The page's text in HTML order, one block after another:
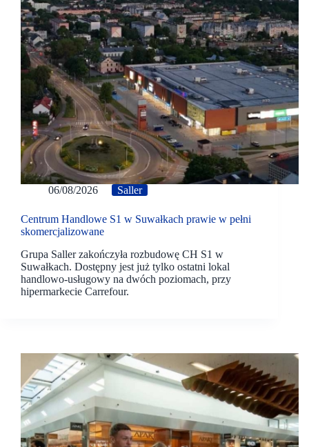
06/08/2026 Saller
Centrum Handlowe S1 w Suwałkach prawie w pełni
skomercjalizowane
Grupa Saller zakończyła rozbudowę CH S1 w
Suwałkach. Dostępny jest już tylko ostatni lokal
handlowo-usługowy na dwóch poziomach, przy
hipermarkecie Carrefour.